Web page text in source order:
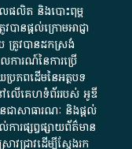
ល​ផលិត​ និង​បោះពុម្ព​
ាន​ផ្តល់​ក្រោម​អាជ្ញា
ត្រូវ​បាន​ដកស្រង់​
ារណ៍​នៃ​ការ​ប្រើ
រភពដើម​នៃ​​អត្ថបទ
ៅ​លើ​គេហទំព័រ​របស់​ អូ​ឌី​
ជា​សាធារណៈ​ និង​ផ្តល់​
រ​ផ្សព្វផ្សាយ​ព័ត៌មាន​
ជ្រាវ​ដើម្បី​ស្វែងរក